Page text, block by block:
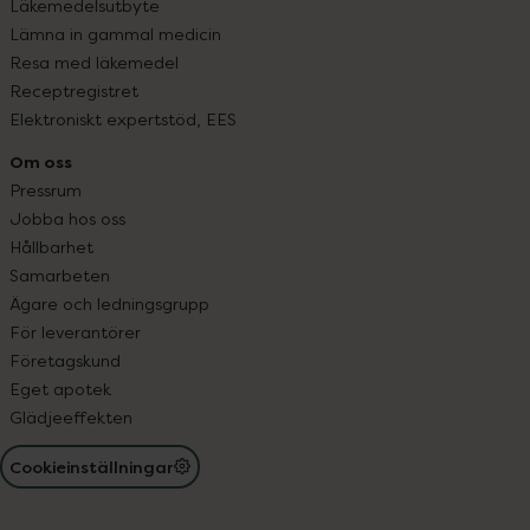
Läkemedelsutbyte
Lämna in gammal medicin
Resa med läkemedel
Receptregistret
Elektroniskt expertstöd, EES
Om oss
Pressrum
Jobba hos oss
Hållbarhet
Samarbeten
Ägare och ledningsgrupp
För leverantörer
Företagskund
Eget apotek
Glädjeeffekten
Cookieinställningar